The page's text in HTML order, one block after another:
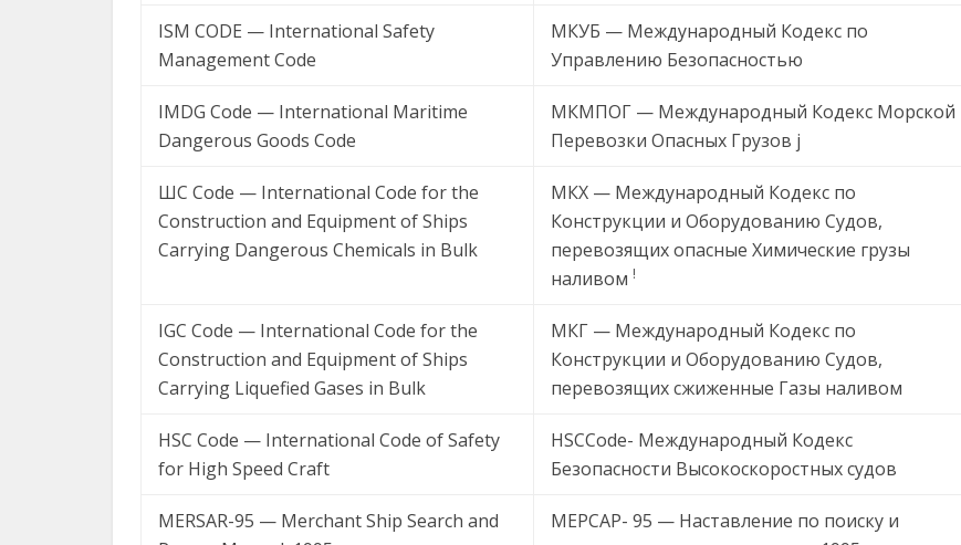
ISM CODE — International Safety
Management Code
МКУБ — Международный Кодекс по
Управлению Безопасностью
IMDG Code — International Maritime
Dangerous Goods Code
МКМПОГ — Международный Кодекс Морской
Перевозки Опасных Грузов j
ШС Code — International Code for the
Construction and Equipment of Ships
Carrying Dangerous Chemicals in Bulk
МКХ — Международный Кодекс по
Конструкции и Оборудованию Судов,
перевозящих опасные Химические грузы
наливом !
IGC Code — International Code for the
Construction and Equipment of Ships
Carrying Liquefied Gases in Bulk
МКГ — Международный Кодекс по
Конструкции и Оборудованию Судов,
перевозящих сжиженные Газы наливом
HSC Code — International Code of Safety
for High Speed Craft
HSCCode- Международный Кодекс
Безопасности Высокоскоростных судов
MERSAR-95 — Merchant Ship Search and
МЕРСАР- 95 — Наставление по поиску и